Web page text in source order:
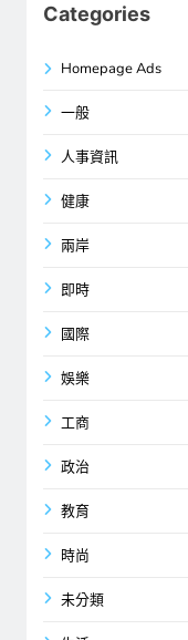
Categories
Homepage Ads
一般
人事資訊
健康
兩岸
即時
國際
娛樂
工商
政治
教育
時尚
未分類